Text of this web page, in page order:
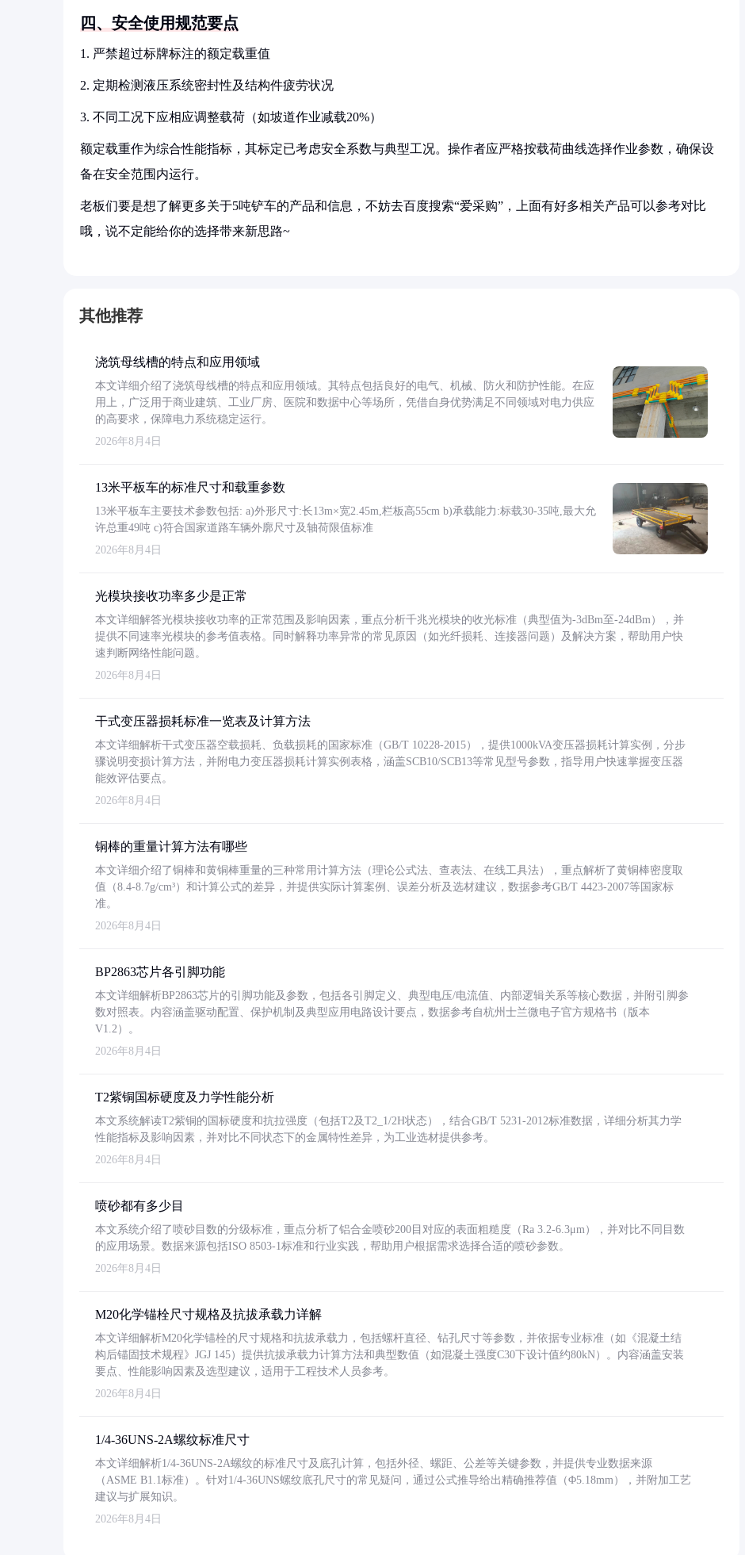
四、安全使用规范要点
1. 严禁超过标牌标注的额定载重值
2. 定期检测液压系统密封性及结构件疲劳状况
3. 不同工况下应相应调整载荷（如坡道作业减载20%）
额定载重作为综合性能指标，其标定已考虑安全系数与典型工况。操作者应严格按载荷曲线选择作业参数，确保设
备在安全范围内运行。
老板们要是想了解更多关于5吨铲车的产品和信息，不妨去百度搜索“爱采购”，上面有好多相关产品可以参考对比
哦，说不定能给你的选择带来新思路~
其他推荐
浇筑母线槽的特点和应用领域
本文详细介绍了浇筑母线槽的特点和应用领域。其特点包括良好的电气、机械、防火和防护性能。在应
用上，广泛用于商业建筑、工业厂房、医院和数据中心等场所，凭借自身优势满足不同领域对电力供应
的高要求，保障电力系统稳定运行。
2026年8月4日
13米平板车的标准尺寸和载重参数
13米平板车主要技术参数包括: a)外形尺寸:长13m×宽2.45m,栏板高55cm b)承载能力:标载30-35吨,最大允
许总重49吨 c)符合国家道路车辆外廓尺寸及轴荷限值标准
2026年8月4日
光模块接收功率多少是正常
本文详细解答光模块接收功率的正常范围及影响因素，重点分析千兆光模块的收光标准（典型值为-3dBm至-24dBm），并
提供不同速率光模块的参考值表格。同时解释功率异常的常见原因（如光纤损耗、连接器问题）及解决方案，帮助用户快
速判断网络性能问题。
2026年8月4日
干式变压器损耗标准一览表及计算方法
本文详细解析干式变压器空载损耗、负载损耗的国家标准（GB/T 10228-2015），提供1000kVA变压器损耗计算实例，分步
骤说明变损计算方法，并附电力变压器损耗计算实例表格，涵盖SCB10/SCB13等常见型号参数，指导用户快速掌握变压器
能效评估要点。
2026年8月4日
铜棒的重量计算方法有哪些
本文详细介绍了铜棒和黄铜棒重量的三种常用计算方法（理论公式法、查表法、在线工具法），重点解析了黄铜棒密度取
值（8.4-8.7g/cm³）和计算公式的差异，并提供实际计算案例、误差分析及选材建议，数据参考GB/T 4423-2007等国家标
准。
2026年8月4日
BP2863芯片各引脚功能
本文详细解析BP2863芯片的引脚功能及参数，包括各引脚定义、典型电压/电流值、内部逻辑关系等核心数据，并附引脚参
数对照表。内容涵盖驱动配置、保护机制及典型应用电路设计要点，数据参考自杭州士兰微电子官方规格书（版本
V1.2）。
2026年8月4日
T2紫铜国标硬度及力学性能分析
本文系统解读T2紫铜的国标硬度和抗拉强度（包括T2及T2_1/2H状态），结合GB/T 5231-2012标准数据，详细分析其力学
性能指标及影响因素，并对比不同状态下的金属特性差异，为工业选材提供参考。
2026年8月4日
喷砂都有多少目
本文系统介绍了喷砂目数的分级标准，重点分析了铝合金喷砂200目对应的表面粗糙度（Ra 3.2-6.3μm），并对比不同目数
的应用场景。数据来源包括ISO 8503-1标准和行业实践，帮助用户根据需求选择合适的喷砂参数。
2026年8月4日
M20化学锚栓尺寸规格及抗拔承载力详解
本文详细解析M20化学锚栓的尺寸规格和抗拔承载力，包括螺杆直径、钻孔尺寸等参数，并依据专业标准（如《混凝土结
构后锚固技术规程》JGJ 145）提供抗拔承载力计算方法和典型数值（如混凝土强度C30下设计值约80kN）。内容涵盖安装
要点、性能影响因素及选型建议，适用于工程技术人员参考。
2026年8月4日
1/4-36UNS-2A螺纹标准尺寸
本文详细解析1/4-36UNS-2A螺纹的标准尺寸及底孔计算，包括外径、螺距、公差等关键参数，并提供专业数据来源
（ASME B1.1标准）。针对1/4-36UNS螺纹底孔尺寸的常见疑问，通过公式推导给出精确推荐值（Φ5.18mm），并附加工艺
建议与扩展知识。
2026年8月4日